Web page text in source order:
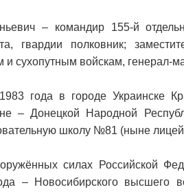
– командир 155-й
гвардии полковник;
сухопутным войскам, генерал-
года в городе Украинске
– Донецкой Народной
школу №81 (ныне
силах Российской
– Новосибирского высшего